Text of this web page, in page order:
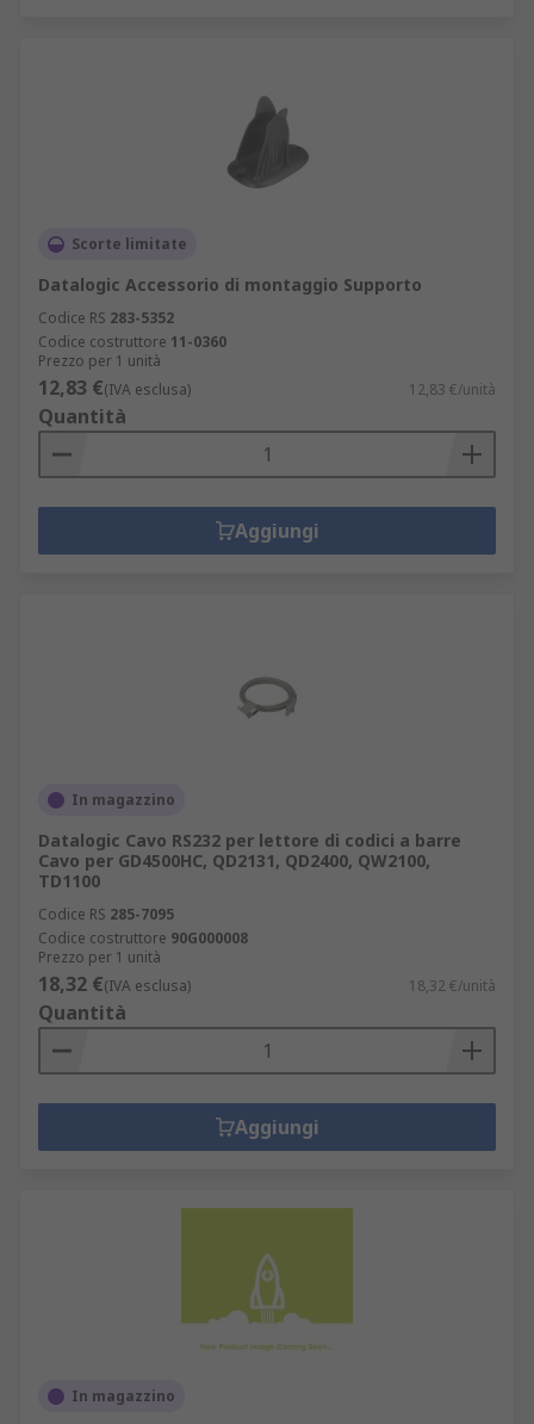
Scorte limitate
Datalogic Accessorio di montaggio Supporto
Codice RS 283-5352
Codice costruttore 11-0360
Prezzo per 1 unità
12,83 €(IVA esclusa) 12,83 €/unità
Quantità
Aggiungi
In magazzino
Datalogic Cavo RS232 per lettore di codici a barre
Cavo per GD4500HC, QD2131, QD2400, QW2100,
TD1100
Codice RS 285-7095
Codice costruttore 90G000008
Prezzo per 1 unità
18,32 €(IVA esclusa) 18,32 €/unità
Quantità
Aggiungi
In magazzino